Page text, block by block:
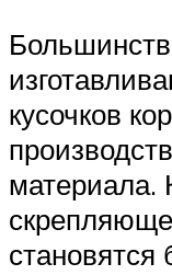
кусочков
материала.
становятся